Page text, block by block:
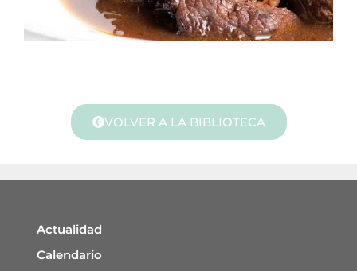
VOLVER A LA BIBLIOTECA
Actualidad
Calendario